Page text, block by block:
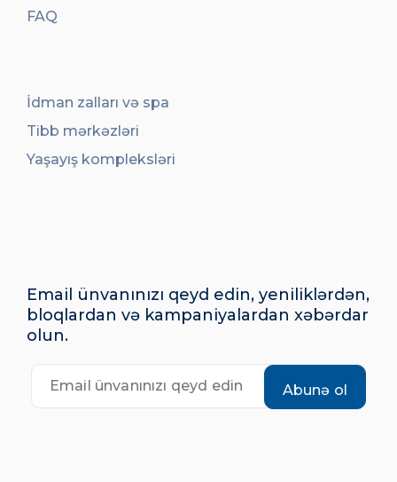
FAQ
İdman zalları və spa
Tibb mərkəzləri
Yaşayış kompleksləri
Email ünvanınızı qeyd edin, yeniliklərdən,
bloqlardan və kampaniyalardan xəbərdar
olun.